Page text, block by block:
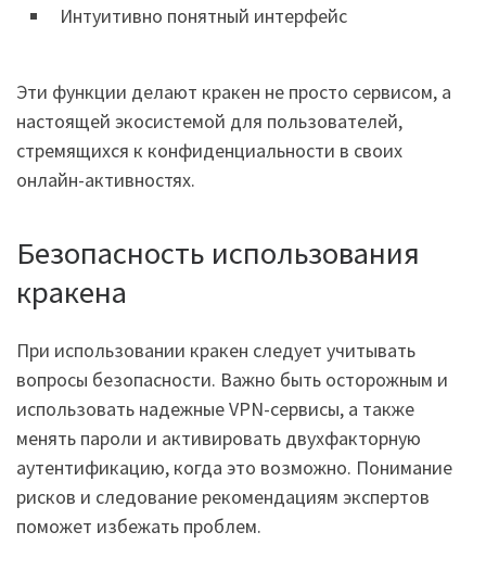
Интуитивно понятный интерфейс
Эти функции делают кракен не просто сервисом, а
настоящей экосистемой для пользователей,
стремящихся к конфиденциальности в своих
онлайн-активностях.
Безопасность использования
кракена
При использовании кракен следует учитывать
вопросы безопасности. Важно быть осторожным и
использовать надежные VPN-сервисы, а также
менять пароли и активировать двухфакторную
аутентификацию, когда это возможно. Понимание
рисков и следование рекомендациям экспертов
поможет избежать проблем.